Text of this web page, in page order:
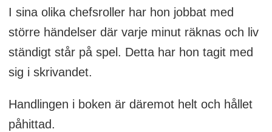
I sina olika chefsroller har hon jobbat med
större händelser där varje minut räknas och liv
ständigt står på spel. Detta har hon tagit med
sig i skrivandet.
Handlingen i boken är däremot helt och hållet
påhittad.